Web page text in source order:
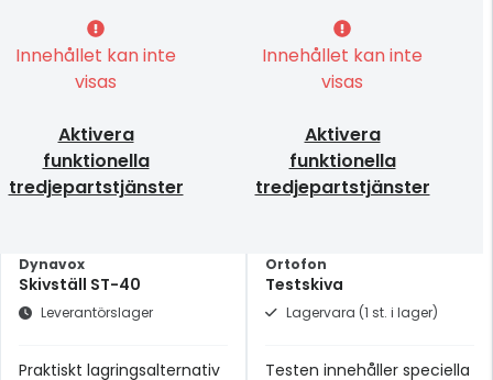
Innehållet kan inte
visas
Aktivera
funktionella
tredjepartstjänster
Dynavox
Skivställ ST-40
Leverantörslager
Praktiskt lagringsalternativ
Innehållet kan inte
visas
Aktivera
funktionella
tredjepartstjänster
Ortofon
Testskiva
Lagervara (1 st. i lager)
Testen innehåller speciella